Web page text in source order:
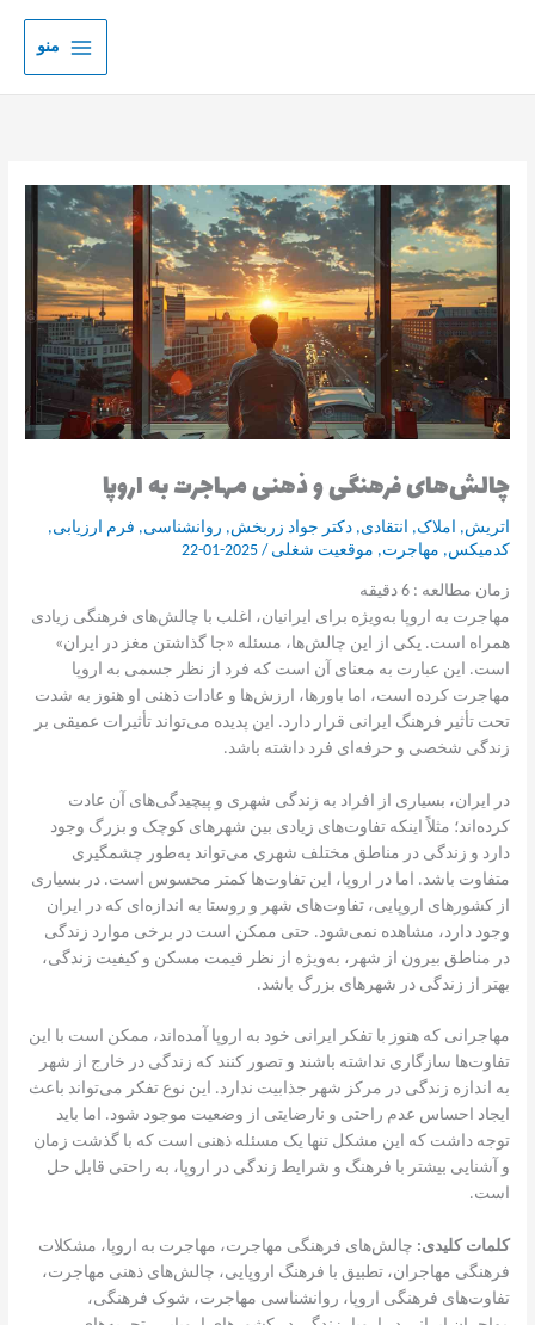
منو
چالش‌های فرهنگی و ذهنی مهاجرت به اروپا
اتریش, املاک, انتقادی,دکتر جواد زربخش, روانشناسی, فرم ارزیابی,
کدمیکس, مهاجرت, موقعیت شغلی /
2025-01-22
زمان مطالعه :6 دقیقه
مهاجرت به اروپا به‌ویژه برای ایرانیان، اغلب با چالش‌های فرهنگی زیادی
همراه است. یکی از این چالش‌ها، مسئله «جا گذاشتن مغز در ایران»
است. این عبارت به معنای آن است که فرد از نظر جسمی به اروپا
مهاجرت کرده است، اما باورها، ارزش‌ها و عادات ذهنی او هنوز به شدت
تحت تأثیر فرهنگ ایرانی قرار دارد. این پدیده می‌تواند تأثیرات عمیقی بر
زندگی شخصی و حرفه‌ای فرد داشته باشد.
در ایران، بسیاری از افراد به زندگی شهری و پیچیدگی‌های آن عادت
کرده‌اند؛ مثلاً اینکه تفاوت‌های زیادی بین شهرهای کوچک و بزرگ وجود
دارد و زندگی در مناطق مختلف شهری می‌تواند به‌طور چشمگیری
متفاوت باشد. اما در اروپا، این تفاوت‌ها کمتر محسوس است. در بسیاری
از کشورهای اروپایی، تفاوت‌های شهر و روستا به اندازه‌ای که در ایران
وجود دارد، مشاهده نمی‌شود. حتی ممکن است در برخی موارد زندگی
در مناطق بیرون از شهر، به‌ویژه از نظر قیمت مسکن و کیفیت زندگی،
بهتر از زندگی در شهرهای بزرگ باشد.
مهاجرانی که هنوز با تفکر ایرانی خود به اروپا آمده‌اند، ممکن است با این
تفاوت‌ها سازگاری نداشته باشند و تصور کنند که زندگی در خارج از شهر
به اندازه زندگی در مرکز شهر جذابیت ندارد. این نوع تفکر می‌تواند باعث
ایجاد احساس عدم راحتی و نارضایتی از وضعیت موجود شود. اما باید
توجه داشت که این مشکل تنها یک مسئله ذهنی است که با گذشت زمان
و آشنایی بیشتر با فرهنگ و شرایط زندگی در اروپا، به راحتی قابل حل
است.
کلمات کلیدی: چالش‌های فرهنگی مهاجرت، مهاجرت به اروپا، مشکلات
فرهنگی مهاجران، تطبیق با فرهنگ اروپایی، چالش‌های ذهنی مهاجرت،
تفاوت‌های فرهنگی اروپا، روانشناسی مهاجرت، شوک فرهنگی،